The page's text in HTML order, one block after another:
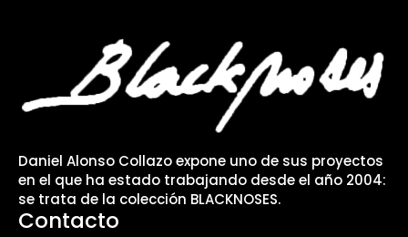
Daniel Alonso Collazo expone uno de sus proyectos
en el que ha estado trabajando desde el año 2004:
se trata de la colección BLACKNOSES.
Contacto